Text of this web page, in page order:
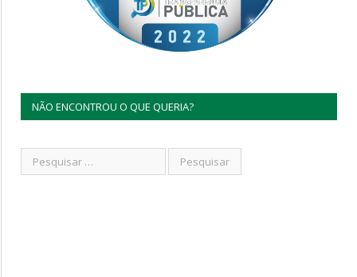
NÃO ENCONTROU O QUE QUERIA?